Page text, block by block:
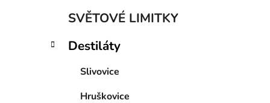
a
r
SVĚTOVÉ LIMITKY
Destiláty
Slivovice
Hruškovice